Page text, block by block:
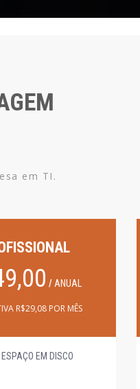
em TI.
/ ANUAL
R$29,08 POR MÊS
EM DISCO